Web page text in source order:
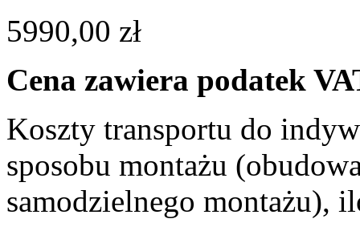
5990,00 zł
Cena zawiera podatek
Koszty transportu do
sposobu montażu
samodzielnego montażu),